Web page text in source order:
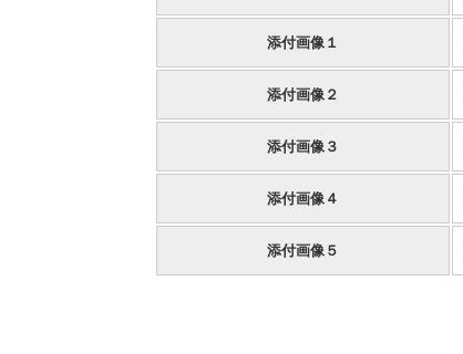
添付画像１
添付画像２
添付画像３
添付画像４
添付画像５